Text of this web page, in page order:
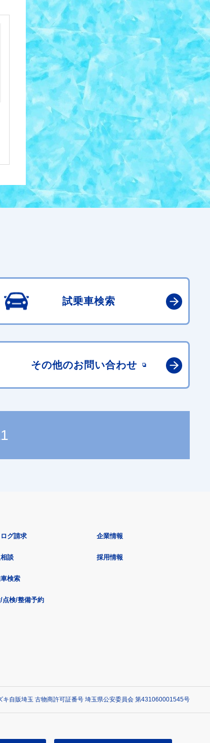
試乗車検索
その他のお問い合わせ
グ請求
談
検索
点検/整備予約
企業情報
採用情報
キ自販埼玉 古物商許可証番号 埼玉県公安委員会 第431060001545号